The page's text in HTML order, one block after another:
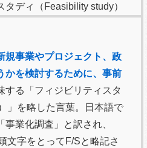
タディ（Feasibility study）
規事業やプロジェクト、政
かを検討するために、事前
する「フィジビリティスタ
」を略した言葉。日本語で
業化調査」と訳され、
文字をとってF/Sと略記さ